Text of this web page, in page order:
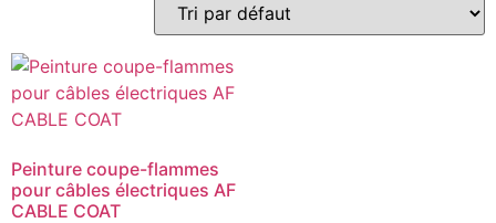
Peinture coupe-flammes
pour câbles électriques AF
CABLE COAT